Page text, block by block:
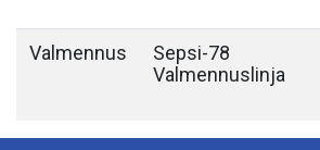
Valmennus
Sepsi-78
Valmennuslinja